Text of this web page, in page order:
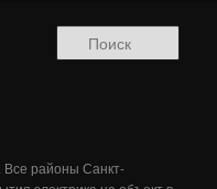
районы Санкт-